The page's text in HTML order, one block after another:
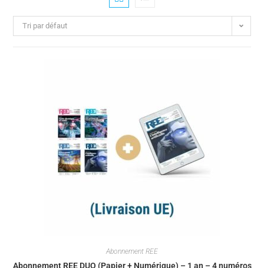
Tri par défaut
Abonnement REE
Abonnement REE DUO (Papier + Numérique) – 1 an – 4 numéros